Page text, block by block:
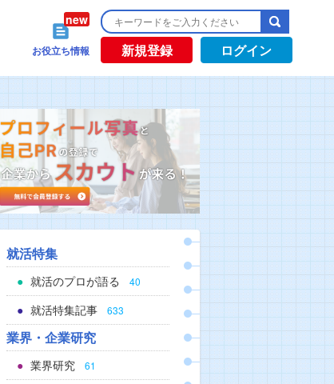
お役立ち情報 新規登録 ログイン
就活特集
就活のプロが語る 40
就活特集記事 633
業界・企業研究
業界研究 61